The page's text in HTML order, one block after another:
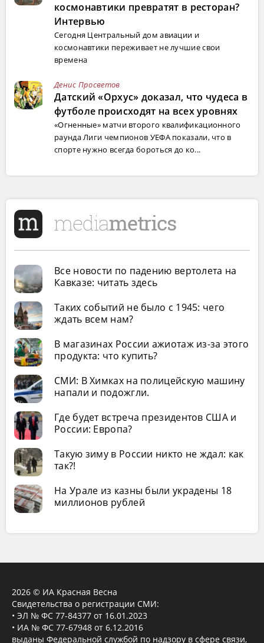
космонавтики превратят в ресторан?
Интервью
Сегодня Центральный дом авиации и
космонавтики переживает не лучшие свои
времена
Денис Просветов
Датский «Орхус» доказал, что чудеса в
футболе происходят на всех уровнях
«Огненные» матчи второго квалификационного
раунда Лиги чемпионов УЕФА показали, что в
спорте нужно всегда бороться до ко...
Все новости по падению вертолета на
Кавказе: читать здесь
Таких событий не было с 1945: чего
ждать всем нам?
В магазинах России ажиотаж из-за этого
продукта: что купить?
СМИ: В Химках на полицейскую машину
напали и подожгли.
Где будет встреча президентов США и
России: Европа?
Такую зиму в России никто не ждал: как
так?!
На Урале из казны были украдены 18
миллионов рублей
2026 © ИА Красная Весна
Свидетельства о регистрации СМИ:
• ЭЛ № ФС 77-84377 от 16.01.2023
• ИА № ФС 77-67948 от 6.12.2016
выданы Федеральной службой по надзору в сфере связи,